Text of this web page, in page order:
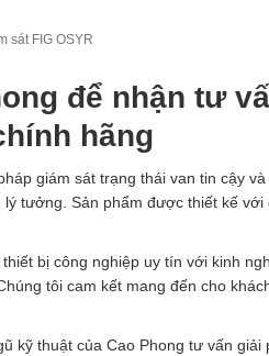
sát FIG OSYR
để nhận tư
hãng
giám sát trạng thái van tin cậy
lý tưởng. Sản phẩm được thiết kế
bị công nghiệp uy tín với kinh
tôi cam kết mang đến cho
kỹ thuật của Cao Phong tư vấn